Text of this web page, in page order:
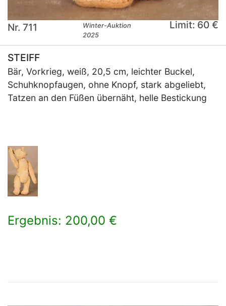
Nr. 711
Winter-Auktion
2025
Limit: 60 €
STEIFF
Bär, Vorkrieg, weiß, 20,5 cm, leichter Buckel,
Schuhknopfaugen, ohne Knopf, stark abgeliebt,
Tatzen an den Füßen übernäht, helle Bestickung
Ergebnis: 200,00 €